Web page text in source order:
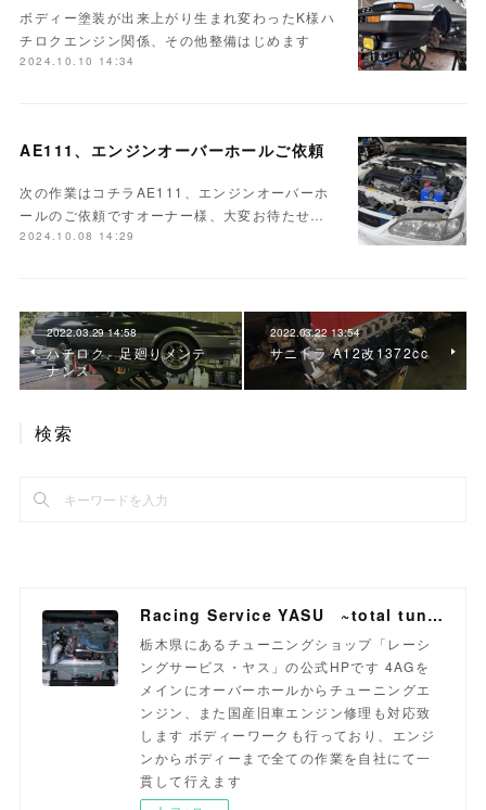
ボディー塗装が出来上がり生まれ変わったK様ハ
チロクエンジン関係、その他整備はじめます
2024.10.10 14:34
AE111、エンジンオーバーホールご依頼
次の作業はコチラAE111、エンジンオーバーホ
ールのご依頼ですオーナー様、大変お待たせ…
2024.10.08 14:29
2022.03.29 14:58
ハチロク、足廻りメンテ
ナンス
2022.03.22 13:54
サニトラ A12改1372cc
検索
Racing Service YASU ~total tuning proshop~
栃木県にあるチューニングショップ「レーシ
ングサービス・ヤス」の公式HPです 4AGを
メインにオーバーホールからチューニングエ
ンジン、また国産旧車エンジン修理も対応致
します ボディーワークも行っており、エンジ
ンからボディーまで全ての作業を自社にて一
貫して行えます